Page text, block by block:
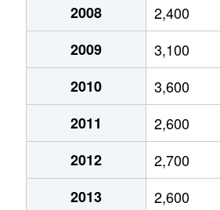
9,800万円
4,500万円
9,100万円
2,300万円
2,700万円
4,800万円
2008
2,400
2009
3,100
2010
3,600
2011
2,600
2012
2,700
2013
2,600